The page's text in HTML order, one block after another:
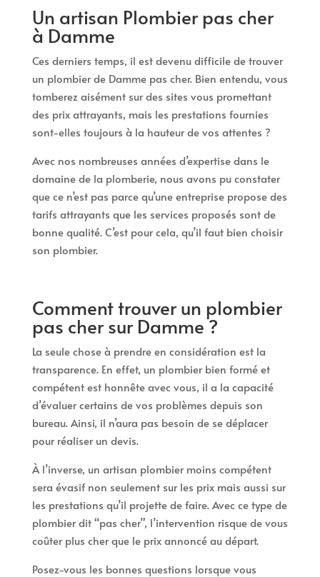
Un artisan Plombier pas cher
à Damme
Ces derniers temps, il est devenu difficile de trouver
un plombier de Damme pas cher. Bien entendu, vous
tomberez aisément sur des sites vous promettant
des prix attrayants, mais les prestations fournies
sont-elles toujours à la hauteur de vos attentes ?
Avec nos nombreuses années d’expertise dans le
domaine de la plomberie, nous avons pu constater
que ce n’est pas parce qu’une entreprise propose des
tarifs attrayants que les services proposés sont de
bonne qualité. C’est pour cela, qu’il faut bien choisir
son plombier.
Comment trouver un plombier
pas cher sur Damme ?
La seule chose à prendre en considération est la
transparence. En effet, un plombier bien formé et
compétent est honnête avec vous, il a la capacité
d’évaluer certains de vos problèmes depuis son
bureau. Ainsi, il n’aura pas besoin de se déplacer
pour réaliser un devis.
À l’inverse, un artisan plombier moins compétent
sera évasif non seulement sur les prix mais aussi sur
les prestations qu’il projette de faire. Avec ce type de
plombier dit “pas cher”, l’intervention risque de vous
coûter plus cher que le prix annoncé au départ.
Posez-vous les bonnes questions lorsque vous